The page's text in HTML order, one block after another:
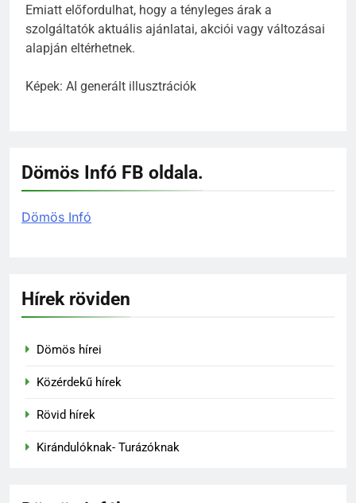
Emiatt előfordulhat, hogy a tényleges árak a
szolgáltatók aktuális ajánlatai, akciói vagy változásai
alapján eltérhetnek.
Képek: AI generált illusztrációk
Dömös Infó FB oldala.
Dömös Infó
Hírek röviden
Dömös hírei
Közérdekű hírek
Rövid hírek
Kirándulóknak- Turázóknak